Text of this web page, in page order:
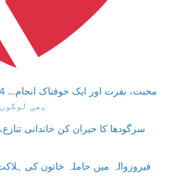
بھی
سرگودھا کا حیران کن خاندانی
فیروزوالہ میں حاملہ خاتون کی